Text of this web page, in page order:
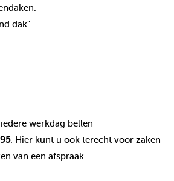
dak".
werkdag bellen
. Hier kunt u ook terecht voor zaken
van een afspraak.